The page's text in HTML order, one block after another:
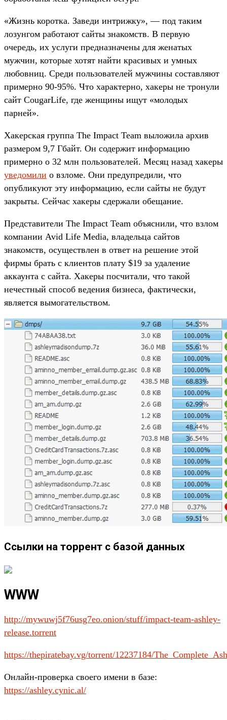
«Жизнь коротка. Заведи интрижку», — под таким
лозунгом работают сайты знакомств. В первую
очередь, их услуги предназначены для женатых
мужчин, которые хотят найти красивых и умных
любовниц. Среди пользователей мужчины составляют
примерно 90-95%. Что характерно, хакеры не тронули
сайт CougarLife, где женщины ищут «молодых
парней».
Хакерская группа The Impact Team выложила архив
размером 9,7 Гбайт. Он содержит информацию
примерно о 32 млн пользователей. Месяц назад хакеры
уведомили о взломе. Они предупредили, что
опубликуют эту информацию, если сайты не будут
закрыты. Сейчас хакеры сдержали обещание.
Представители The Impact Team объяснили, что взлом
компании Avid Life Media, владельца сайтов
знакомств, осуществлен в ответ на решение этой
фирмы брать с клиентов плату $19 за удаление
аккаунта с сайта. Хакеры посчитали, что такой
нечестный способ ведения бизнеса, фактически,
является вымогательством.
Ссылки на торрент с базой данных
WWW
http://mywuwj5f76usg7eo.onion/stuff/impact-team-ashley-
release.torrent
https://thepiratebay.vg/torrent/12237184/
Онлайн-проверка своего имени в базе:
https://ashley.cynic.al/